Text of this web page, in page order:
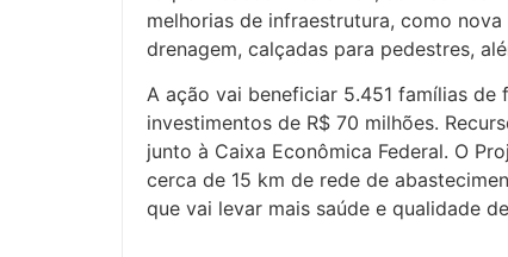
melhorias de infraestrutura, como
drenagem, calçadas para pedestres,
A ação vai beneficiar 5.451 famílias
investimentos de R$ 70 milhões.
junto à Caixa Econômica Federal. O
cerca de 15 km de rede de
que vai levar mais saúde e qualidade